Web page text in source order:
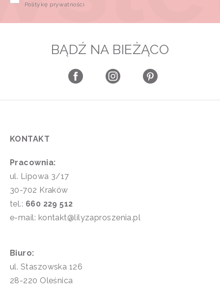
Politykę prywatności
BĄDŹ NA BIEŻĄCO
KONTAKT
Pracownia:
ul. Lipowa 3/17
30-702 Kraków
tel.: 660 229 512
e-mail: kontakt@lilyzaproszenia.pl
Biuro:
ul. Staszowska 126
28-220 Oleśnica